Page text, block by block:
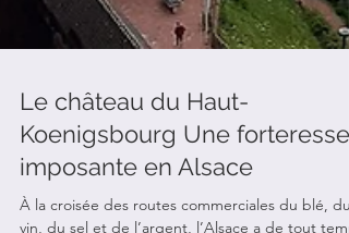
Le château du Haut-
Koenigsbourg Une forteresse
imposante en Alsace